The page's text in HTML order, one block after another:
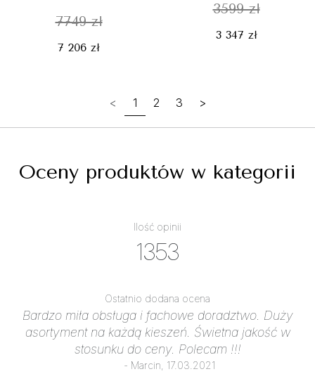
7749 zł
7 206 zł
3599 zł
3 347 zł
< 1 2 3 >
Oceny produktów w kategorii
Ilość opinii
1353
Ostatnio dodana ocena
Bardzo miła obsługa i fachowe doradztwo. Duży
asortyment na każdą kieszeń. Świetna jakość w
stosunku do ceny. Polecam !!!
- Marcin, 17.03.2021